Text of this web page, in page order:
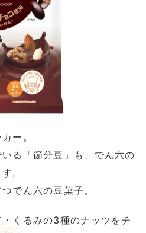
ー。
る「節分豆」も、でん六の
。
でん六の豆菓子。
くるみの3種のナッツをチ